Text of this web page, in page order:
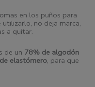
en los puños para
no deja marca,
a quitar.
de un 78% de algodón
elastómero, para que